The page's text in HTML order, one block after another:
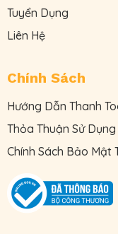
Tuyển Dụng
Liên Hệ
Chính Sách
Hướng Dẫn Thanh
Thỏa Thuận Sử
Chính Sách Bảo Mật